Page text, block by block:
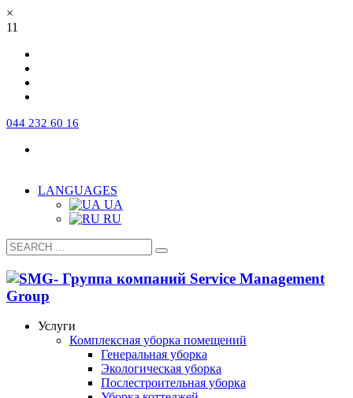
×
11
044 232 60 16
LANGUAGES
UA
RU
Услуги
Комплексная уборка помещений
Генеральная уборка
Экологическая уборка
Послестроительная уборка